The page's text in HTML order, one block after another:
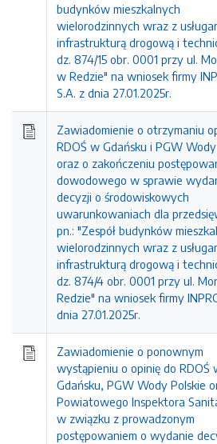
budynków mieszkalnych
wielorodzinnych wraz z
infrastrukturą drogową i
dz. 874/15 obr. 0001 przy ul.
w Redzie" na wniosek firmy
S.A. z dnia 27.01.2025r.
Zawiadomienie o otrzymaniu
RDOŚ w Gdańsku i PGW
oraz o zakończeniu
dowodowego w sprawie
decyzji o środowiskowych
uwarunkowaniach dla
pn.: "Zespół budynków
wielorodzinnych wraz z
infrastrukturą drogową i
dz. 874/4 obr. 0001 przy ul.
Redzie" na wniosek firmy
dnia 27.01.2025r.
Zawiadomienie o ponownym
wystąpieniu o opinię do RDOŚ
Gdańsku, PGW Wody Polskie
Powiatowego Inspektora
w związku z prowadzonym
postępowaniem o wydanie